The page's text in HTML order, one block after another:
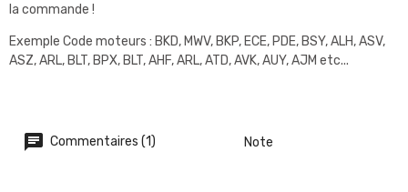
la commande !
Exemple Code moteurs : BKD, MWV, BKP, ECE, PDE, BSY, ALH, ASV,
ASZ, ARL, BLT, BPX, BLT, AHF, ARL, ATD, AVK, AUY, AJM etc...
Commentaires (1) Note